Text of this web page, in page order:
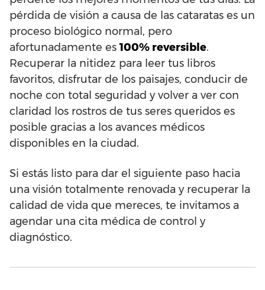
pérdida de visión a causa de las cataratas es un
proceso biológico normal, pero
afortunadamente es100% reversible.
Recuperar la nitidez para leer tus libros
favoritos, disfrutar de los paisajes, conducir de
noche con total seguridad y volver a ver con
claridad los rostros de tus seres queridos es
posible gracias a los avances médicos
disponibles en la ciudad.
Si estás listo para dar el siguiente paso hacia
una visión totalmente renovada y recuperar la
calidad de vida que mereces, te invitamos a
agendar una cita médica de control y
diagnóstico.